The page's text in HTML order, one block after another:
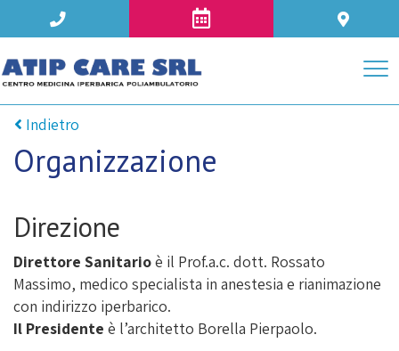
Indietro
Organizzazione
Direzione
Direttore Sanitarioè il Prof.a.c. dott. Rossato
Massimo, medico specialista in anestesia e rianimazione
con indirizzo iperbarico.
Il Presidente è l’architetto Borella Pierpaolo.